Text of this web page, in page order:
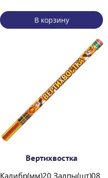
В корзину
Вертихвостка
Калибр(мм)20 Залпы(шт)08